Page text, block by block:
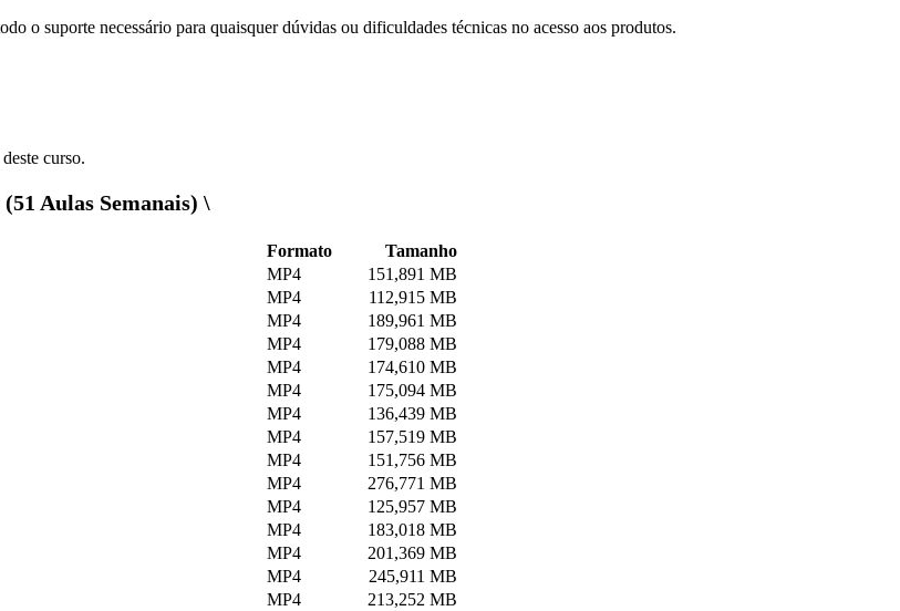
o suporte necessário para quaisquer dúvidas ou dificuldades técnicas no acesso aos produtos.
curso.
Aulas Semanais) \
Formato
Tamanho
MP4
151,891 MB
MP4
112,915 MB
MP4
189,961 MB
MP4
179,088 MB
MP4
174,610 MB
MP4
175,094 MB
MP4
136,439 MB
MP4
157,519 MB
MP4
151,756 MB
MP4
276,771 MB
MP4
125,957 MB
MP4
183,018 MB
MP4
201,369 MB
MP4
245,911 MB
MP4
213,252 MB